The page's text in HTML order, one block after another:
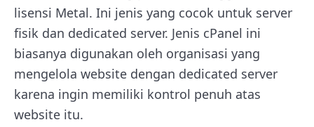
lisensi Metal. Ini jenis yang cocok untuk server
fisik dan dedicated server. Jenis cPanel ini
biasanya digunakan oleh organisasi yang
mengelola website dengan dedicated server
karena ingin memiliki kontrol penuh atas
website itu.